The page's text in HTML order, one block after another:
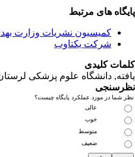
های مرتبط
کمیسیون نشریات وزارت
شرکت یکتاوب
کلیدی
, دانشگاه علوم پزشکی لرستان
شما در مورد عملکرد پایگاه چیست؟
عالی
خوب
متوسط
ضعیف